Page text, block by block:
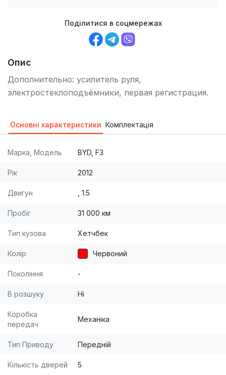
Поділитися в соцмережах
Опис
Дополнительно: усилитель руля,
электростеклоподъёмники, первая регистрация.
Основні характеристики Комплектація
Марка, Модель BYD, F3
Рік 2012
Двигун , 1.5
Пробіг 31 000 км
Тип кузова Хетчбек
Колір Червоний
Покоління -
В розшуку Ні
Коробка
передач
Механіка
Тип Приводу Передній
Кількість дверей 5